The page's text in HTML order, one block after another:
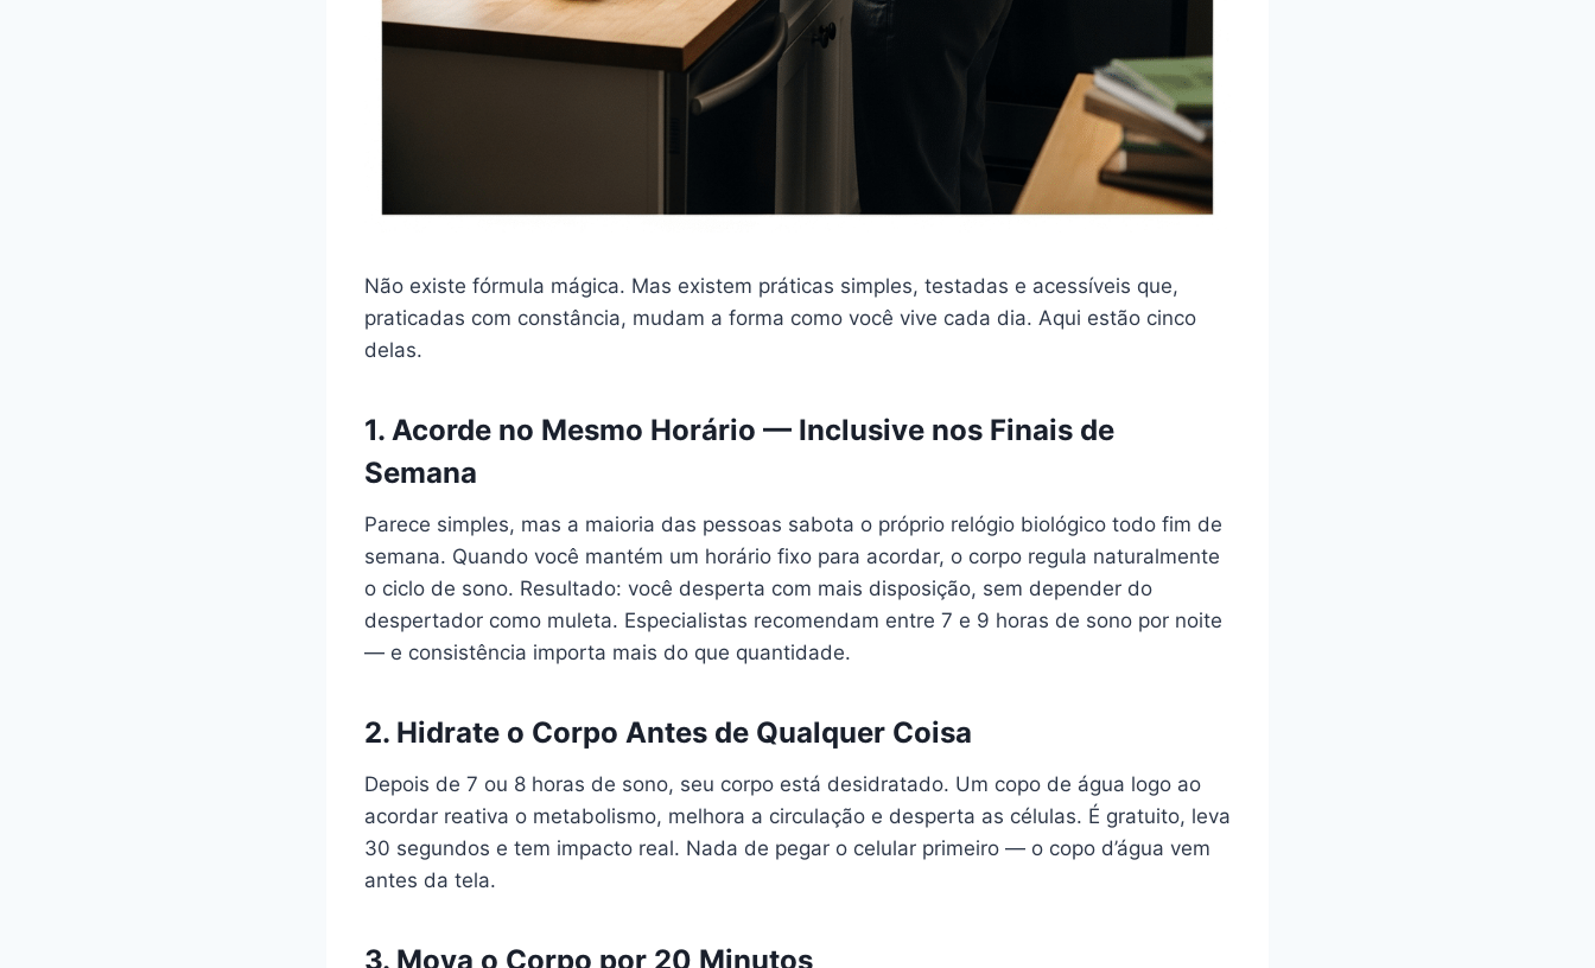
Não existe fórmula mágica. Mas existem práticas simples, testadas e acessíveis que,
praticadas com constância, mudam a forma como você vive cada dia. Aqui estão cinco
delas.
1. Acorde no Mesmo Horário — Inclusive nos Finais de
Semana
Parece simples, mas a maioria das pessoas sabota o próprio relógio biológico todo fim de
semana. Quando você mantém um horário fixo para acordar, o corpo regula naturalmente
o ciclo de sono. Resultado: você desperta com mais disposição, sem depender do
despertador como muleta. Especialistas recomendam entre 7 e 9 horas de sono por noite
— e consistência importa mais do que quantidade.
2. Hidrate o Corpo Antes de Qualquer Coisa
Depois de 7 ou 8 horas de sono, seu corpo está desidratado. Um copo de água logo ao
acordar reativa o metabolismo, melhora a circulação e desperta as células. É gratuito, leva
30 segundos e tem impacto real. Nada de pegar o celular primeiro — o copo d’água vem
antes da tela.
3. Mova o Corpo por 20 Minutos